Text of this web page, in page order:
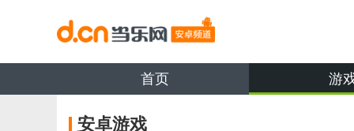
首页 游
安卓游戏